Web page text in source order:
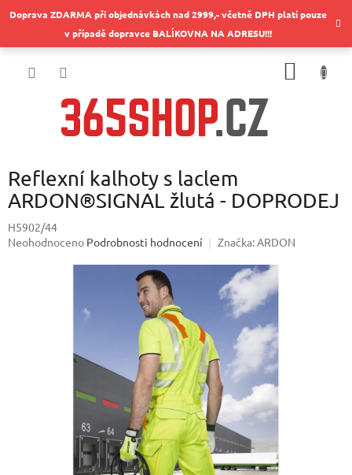
naDoprava ZDARMA při objednávkách nad 2999,- včetně DPH platí pouze
v případě dopravce BALÍKOVNA NA ADRESU!!!
Reflexní kalhoty s laclem
ARDON®SIGNAL žlutá - DOPRODEJ
H5902/44
Průměrné
Neohodnoceno Podrobnosti hodnocení Značka:ARDON